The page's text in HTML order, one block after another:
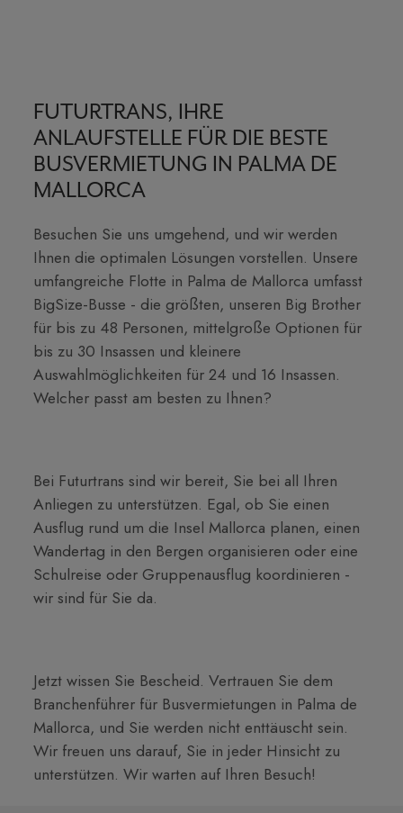
FUTURTRANS, IHRE
ANLAUFSTELLE FÜR DIE BESTE
BUSVERMIETUNG IN PALMA DE
MALLORCA
Besuchen Sie uns umgehend, und wir werden
Ihnen die optimalen Lösungen vorstellen. Unsere
umfangreiche Flotte in Palma de Mallorca umfasst
BigSize-Busse - die größten, unseren Big Brother
für bis zu 48 Personen, mittelgroße Optionen für
bis zu 30 Insassen und kleinere
Auswahlmöglichkeiten für 24 und 16 Insassen.
Welcher passt am besten zu Ihnen?
Bei Futurtrans sind wir bereit, Sie bei all Ihren
Anliegen zu unterstützen. Egal, ob Sie einen
Ausflug rund um die Insel Mallorca planen, einen
Wandertag in den Bergen organisieren oder eine
Schulreise oder Gruppenausflug koordinieren -
wir sind für Sie da.
Jetzt wissen Sie Bescheid. Vertrauen Sie dem
Branchenführer für Busvermietungen in Palma de
Mallorca, und Sie werden nicht enttäuscht sein.
Wir freuen uns darauf, Sie in jeder Hinsicht zu
unterstützen. Wir warten auf Ihren Besuch!